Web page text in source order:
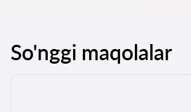
So'nggi maqolalar